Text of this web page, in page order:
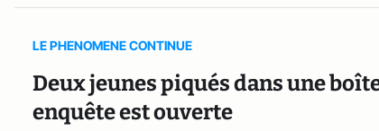
LE PHENOMENE CONTINUE
Deux jeunes piqués dans une
enquête est ouverte